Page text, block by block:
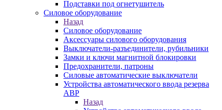
Подставки под огнетушитель
Силовое оборудование
Назад
Силовое оборудование
Аксессуары силового оборудования
Выключатели-разъединители, рубильники
Замки и ключи магнитной блокировки
Предохранители, патроны
Силовые автоматические выключатели
Устройства автоматического ввода резерва
АВР
Назад